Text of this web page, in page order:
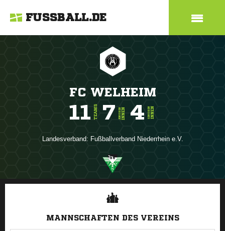
FUSSBALL.DE
FC WELHEIM
11 TEAMS 7 JUNIORENINNEN 4 SENIORENINNEN
Landesverband: Fußballverband Niederrhein e.V.
ANZEIGE
MANNSCHAFTEN DES VEREINS